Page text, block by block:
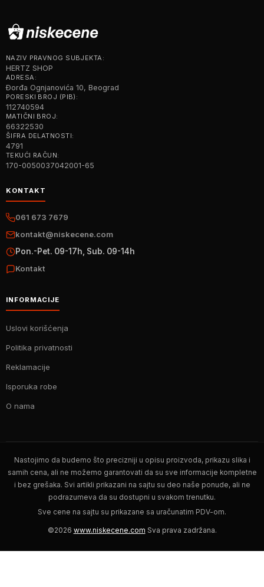
NAZIV PRAVNOG SUBJEKTA:
HERTZ SHOP
ADRESA:
Đorđa Ognjanovića 10, Beograd
PORESKI BROJ (PIB):
112740594
MATIČNI BROJ:
66322530
ŠIFRA DELATNOSTI:
4791
TEKUĆI RAČUN:
170-0050037042001-65
KONTAKT
061 673 7679
kontakt@niskecene.com
Pon.-Pet. 09-17h, Sub. 09-14h
Kontakt
INFORMACIJE
Uslovi korišćenja
Politika privatnosti
Reklamacije
Isporuka robe
O nama
Nastojimo da budemo što precizniji u opisu proizvoda, prikazu slika i
samih cena, ali ne možemo garantovati da su sve informacije kompletne
i bez grešaka. Svi artikli prikazani na sajtu su deo naše ponude, ali ne
podrazumeva da su dostupni u svakom trenutku.
Sve cene na sajtu su prikazane sa uračunatim PDV-om.
©2026 www.niskecene.com Sva prava zadržana.